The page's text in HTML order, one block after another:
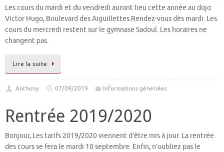
Les cours du mardi et du vendredi auront lieu cette année au dojo
Victor Hugo, Boulevard des Aiguillettes.Rendez-vous dès mardi. Les
cours du mercredi restent sur le gymnase Sadoul. Les horaires ne
changent pas.
Lire la suite
Anthony 07/09/2019 Informations générales
Rentrée 2019/2020
Bonjour, Les tarifs 2019/2020 viennent d’être mis à jour. La rentrée
des cours se fera le mardi 10 septembre. Enfin, n’oubliez pas le